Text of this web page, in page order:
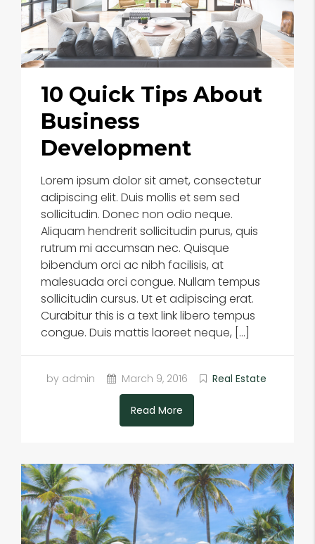
10 Quick Tips About
Business
Development
Lorem ipsum dolor sit amet, consectetur
adipiscing elit. Duis mollis et sem sed
sollicitudin. Donec non odio neque.
Aliquam hendrerit sollicitudin purus, quis
rutrum mi accumsan nec. Quisque
bibendum orci ac nibh facilisis, at
malesuada orci congue. Nullam tempus
sollicitudin cursus. Ut et adipiscing erat.
Curabitur this is a text link libero tempus
congue. Duis mattis laoreet neque, […]
by admin March 9, 2016 Real Estate
Read More